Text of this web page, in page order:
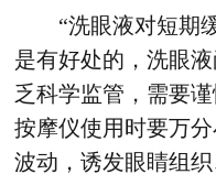
“洗眼液对短期
是有好处的，洗眼
乏科学监管，需要
按摩仪使用时要万
波动，诱发眼睛组